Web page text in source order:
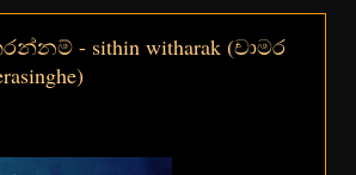
- sithin witharak (චාමර